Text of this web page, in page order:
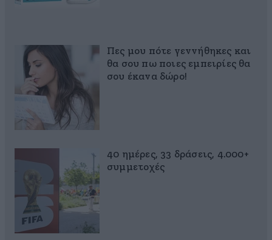
Πες μου πότε γεννήθηκες και
θα σου πω ποιες εμπειρίες θα
σου έκανα δώρο!
40 ημέρες, 33 δράσεις, 4.000+
συμμετοχές